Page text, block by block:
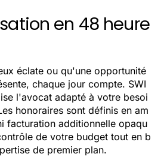
en 48 heure
éclate ou qu'une opportunité
chaque jour compte. SWI
l'avocat adapté à votre besoi
honoraires sont définis en am
facturation additionnelle opaqu
de votre budget tout en b
de premier plan.